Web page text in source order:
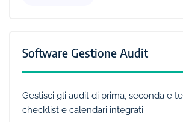
Software Gestione Audit
Gestisci gli audit di prima, seconda e
checklist e calendari integrati